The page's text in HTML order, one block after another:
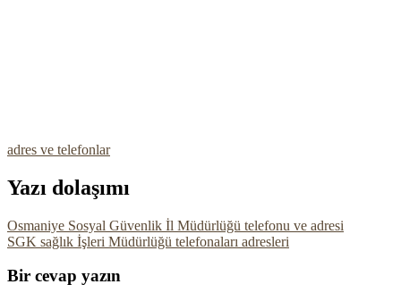
adres ve telefonlar
Yazı dolaşımı
Osmaniye Sosyal Güvenlik İl Müdürlüğü telefonu ve adresi
SGK sağlık İşleri Müdürlüğü telefonaları adresleri
Bir cevap yazın